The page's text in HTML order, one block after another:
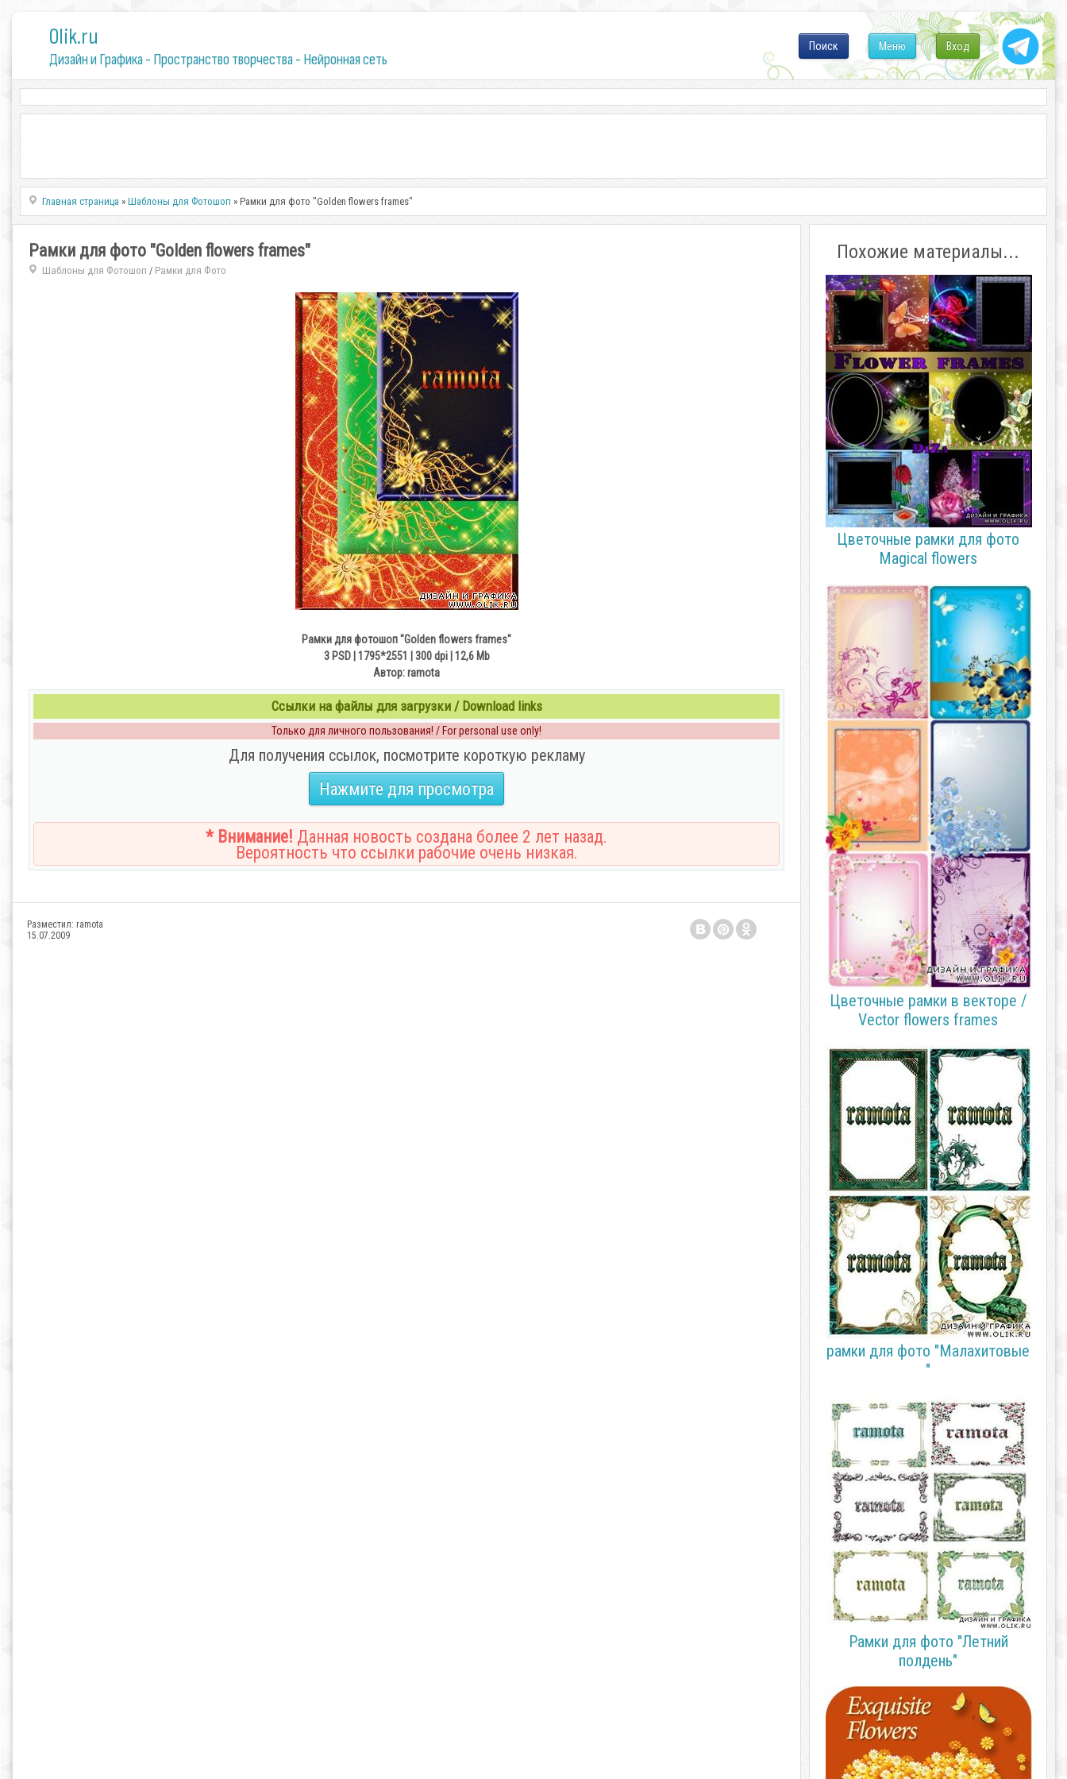
0lik.ru
Дизайн и Графика - Пространство творчества - Нейронная сеть
Вход
Меню
Поиск
Главная страница »Шаблоны для Фотошоп » Рамки для фото "Golden flowers frames"
Рамки для фото "Golden flowers frames"
Шаблоны для Фотошоп / Рамки для Фото
Рамки для фотошоп "Golden flowers frames"
3 PSD | 1795*2551 | 300 dpi | 12,6 Мb
Автор: ramota
Ссылки на файлы для загрузки / Download links
Только для личного пользования! / For personal use only!
Для получения ссылок, посмотрите короткую рекламу
Нажмите для просмотра
* Внимание! Данная новость создана более 2 лет назад.
Вероятность что ссылки рабочие очень низкая.
Разместил: ramota
15.07.2009
Похожие материалы...
Цветочные рамки для фото
Magical flowers
Цветочные рамки в векторе /
Vector flowers frames
рамки для фото "Малахитовые
"
Рамки для фото "Летний
полдень"